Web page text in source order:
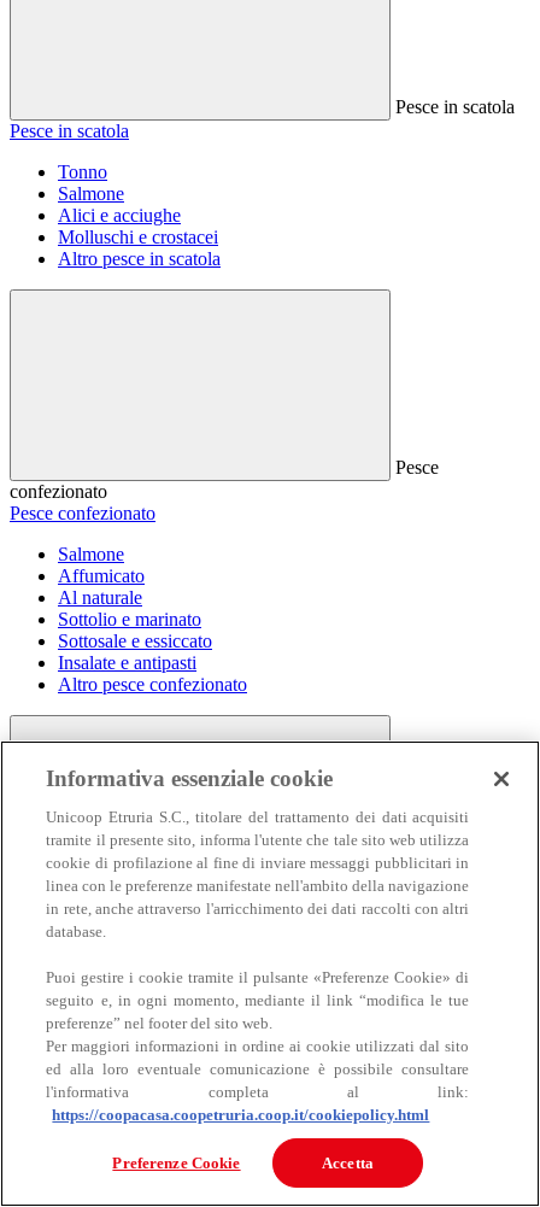
Pesce in scatola
Pesce in scatola
Tonno
Salmone
Alici e acciughe
Molluschi e crostacei
Altro pesce in scatola
Pesce
confezionato
Pesce confezionato
Salmone
Affumicato
Al naturale
Sottolio e marinato
Sottosale e essiccato
Insalate e antipasti
Altro pesce confezionato
Carne
Carne
Bovino
Informativa essenziale cookie
Unicoop Etruria S.C., titolare del trattamento dei dati acquisiti
tramite il presente sito, informa l'utente che tale sito web utilizza
cookie di profilazione al fine di inviare messaggi pubblicitari in
linea con le preferenze manifestate nell'ambito della navigazione
in rete, anche attraverso l'arricchimento dei dati raccolti con altri
database.
Puoi gestire i cookie tramite il pulsante «Preferenze Cookie» di
seguito e, in ogni momento, mediante il link “modifica le tue
preferenze” nel footer del sito web.
Per maggiori informazioni in ordine ai cookie utilizzati dal sito
ed alla loro eventuale comunicazione è possibile consultare
l'informativa completa al link:
https://coopacasa.coopetruria.coop.it/cookiepolicy.html
Preferenze Cookie Accetta